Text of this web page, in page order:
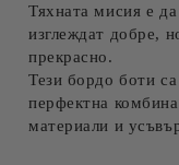
Тяхната мисия е
изглеждат добре,
прекрасно.
Тези бордоботи
перфектна
материали и